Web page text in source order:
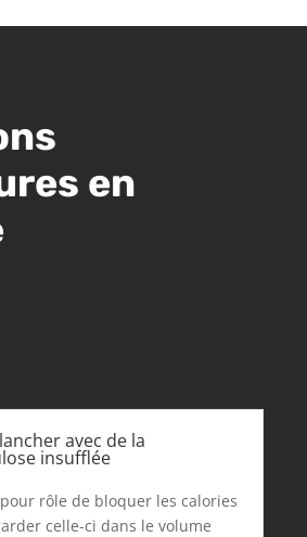
en
avec de la
insufflée
rôle de bloquer les calories
celle-ci dans le volume